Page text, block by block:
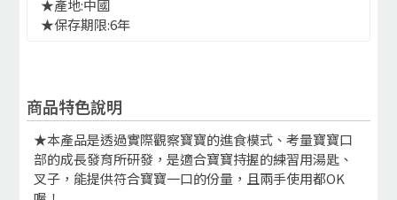
★產地:中國
★保存期限:6年
商品特色說明
★本產品是透過實際觀察寶寶的進食模式、考量寶寶口
部的成長發育所研發，是適合寶寶持握的練習用湯匙、
叉子，能提供符合寶寶一口的份量，且兩手使用都OK